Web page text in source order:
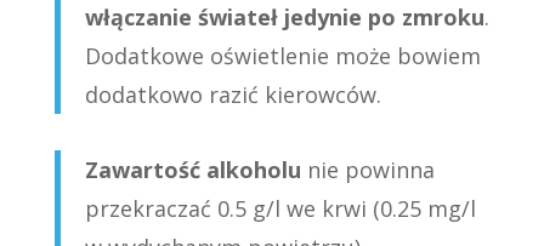
włączanie świateł jedynie po zmroku.
Dodatkowe oświetlenie może bowiem
dodatkowo razić kierowców.
Zawartość alkoholu nie powinna
przekraczać 0.5 g/l we krwi (0.25 mg/l